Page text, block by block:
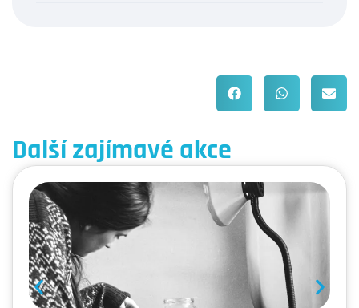
Další zajímavé akce